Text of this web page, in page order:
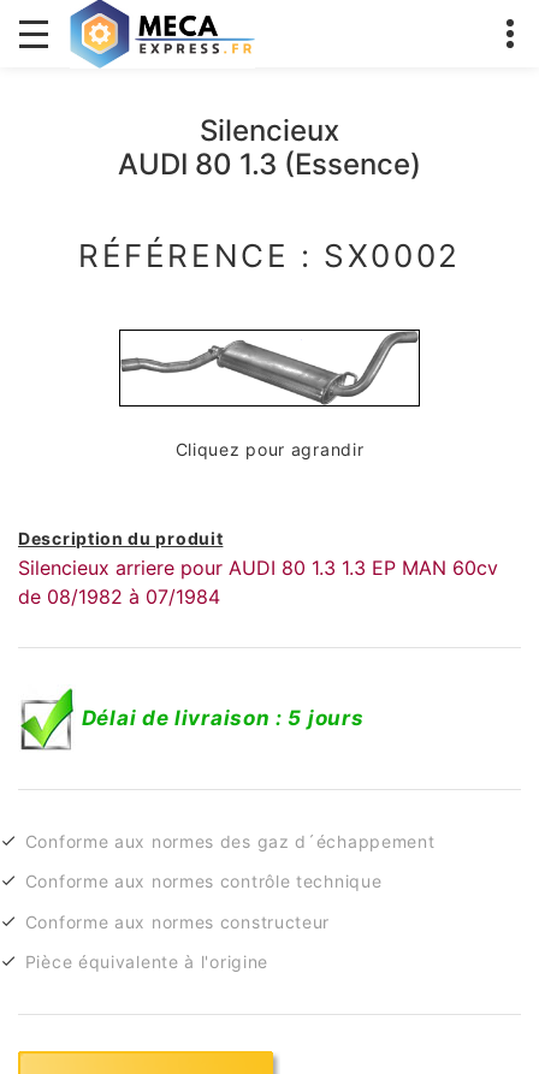
Silencieux
AUDI 80 1.3 (Essence)
RÉFÉRENCE : SX0002
Cliquez pour agrandir
Description du produit
Silencieux arriere pour AUDI 80 1.3 1.3 EP MAN 60cv
de 08/1982 à 07/1984
Délai de livraison : 5 jours
Conforme aux normes des gaz d´échappement
Conforme aux normes contrôle technique
Conforme aux normes constructeur
Pièce équivalente à l'origine